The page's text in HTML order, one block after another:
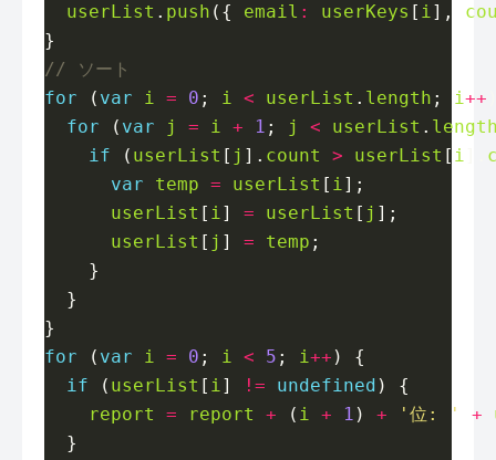
userList . push ({ email : userKeys [ i],
for ( var i = 0 ; i < userList . length ; i++
for ( var j = i + 1 ; j < userList .
if ( userList [ j ]. count > userList [ i
var
temp = userList [ i
userList [ i] = userList [ j
userList [ j ] = temp
for ( var i = 0 ; i < 5 ; i++
if ( userList [ i] != undefined
report
= report + ( i + 1 ) + '位: ' +